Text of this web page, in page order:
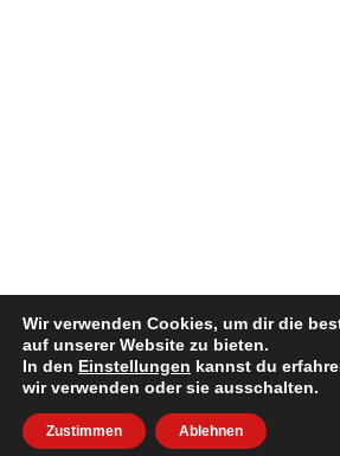
Wir verwenden Cookies, um dir die
auf unserer Website zu bieten.
In den Einstellungen kannst du
wir verwenden oder sie ausschalten.
Zustimmen Ablehnen